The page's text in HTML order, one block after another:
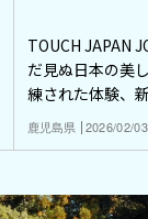
TOUCH JAPAN
だ見ぬ日本の美
練された体験、
鹿児島県 2026/02/03